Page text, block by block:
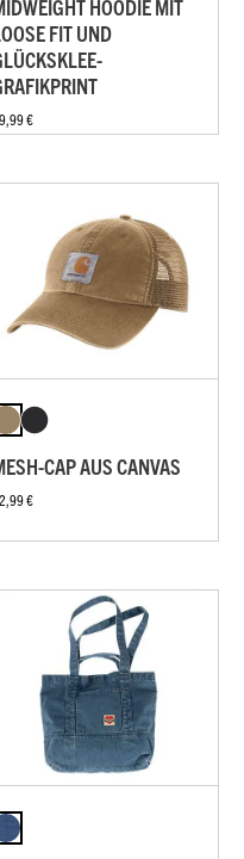
HOODIE MIT
FIT UND
€
CAP AUS CANVAS
€